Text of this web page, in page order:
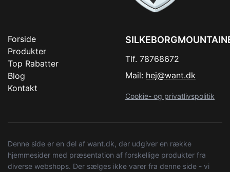
Forside
Produkter
Top Rabatter
Blog
Kontakt
Tlf. 78768672
Mail: hej@want.dk
Cookie- og privatlivspolitik
Denne side er en del af want.dk, der udgiver en række
hjemmesider med præsentation af forskellige produkter fra
diverse webshops. Der sælges ikke varer fra denne side - vi